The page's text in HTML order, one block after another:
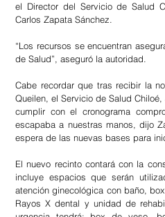
el Director del Servicio de Salud
Carlos Zapata Sánchez.
“Los recursos se encuentran
de Salud”, aseguró la autoridad.
Cabe recordar que tras recibir la
Queilen, el Servicio de Salud
cumplir con el cronograma
escapaba a nuestras manos, dijo
espera de las nuevas bases para
El nuevo recinto contará con la
incluye espacios que serán
atención ginecológica con baño,
Rayos X dental y unidad de